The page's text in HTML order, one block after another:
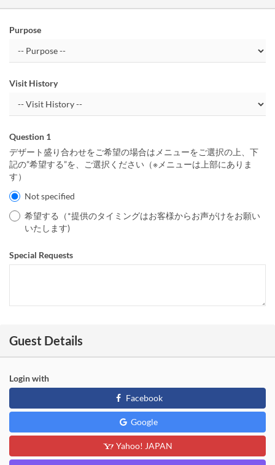
Purpose
Visit History
Question 1
デザート盛り合わせをご希望の場合はメニューをご選択の上、下
記の”希望する”を、ご選択ください（※メニューは上部にありま
す）
Not specified
希望する（*提供のタイミングはお客様からお声がけをお願い
いたします)
Special Requests
Guest Details
Login with
Facebook
Google
Yahoo! JAPAN